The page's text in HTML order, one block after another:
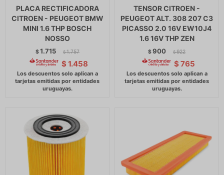
PLACA RECTIFICADORA
CITROEN - PEUGEOT BMW
MINI 1.6 THP BOSCH
NOSSO
$1.715 $ 1.757
$ 1.458
TENSOR CITROEN -
PEUGEOT ALT. 308 207 C3
PICASSO 2.0 16V EW10J4
1.6 16V THP ZEN
$900 $ 922
$ 765